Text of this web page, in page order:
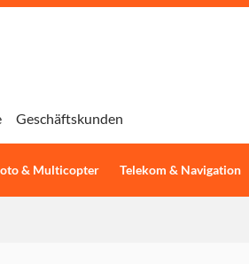
& Multicopter Telekom & Navigation
Geschäftskunden